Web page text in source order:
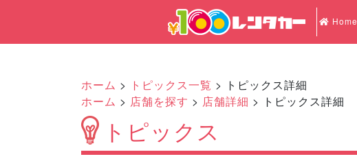
Home
ホーム > トピックス一覧 > トピックス詳細
ホーム > 店舗を探す > 店舗詳細 > トピックス詳細
トピックス